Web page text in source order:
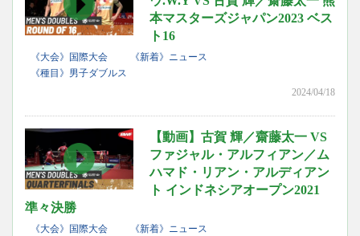
本マスターズジャパン2023 ベス
ト16
《大会》国際大会
《新着》ニュース
《種目》男子ダブルス
2024/04/18
【動画】古賀 輝／齋藤太一 VS
ファジャル・アルフィアン／ム
ハマド・リアン・アルディアン
ト インドネシアオープン2021
準々決勝
《大会》国際大会
《新着》ニュース